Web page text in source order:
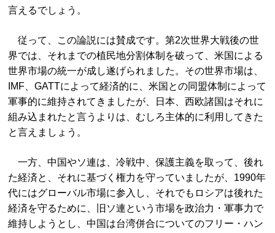
言えるでしょう。
従って、この論説には賛成です。第2次世界大戦後の世
界では、それまでの植民地分割体制を破って、米国による
世界市場の統一が成し遂げられました。その世界市場は、
IMF、GATTによって経済的に、米国との同盟体制によって
軍事的に維持されてきましたが、日本、西欧諸国はそれに
組み込まれたと言うよりは、むしろ主体的に利用してきた
と言えましょう。
一方、中国やソ連は、冷戦中、保護主義を取って、後れ
た経済と、それに基づく権力を守っていましたが、1990年
代にはグローバル市場に参入し、それでもロシアは後れた
経済を守るために、旧ソ連という市場を政治力・軍事力で
維持しようとし、中国は台湾併合についてのフリー・ハン